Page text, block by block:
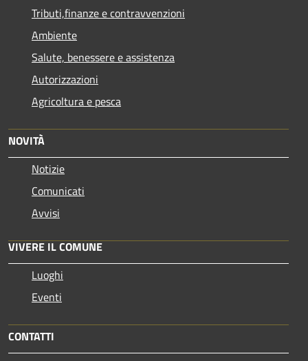
Tributi,finanze e contravvenzioni
Ambiente
Salute, benessere e assistenza
Autorizzazioni
Agricoltura e pesca
NOVITÀ
Notizie
Comunicati
Avvisi
VIVERE IL COMUNE
Luoghi
Eventi
CONTATTI